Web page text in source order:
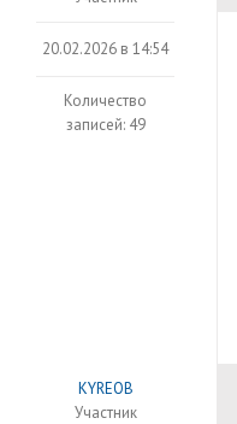
20.02.2026 в 14:54
Количество
записей: 49
KYREOB
Участник